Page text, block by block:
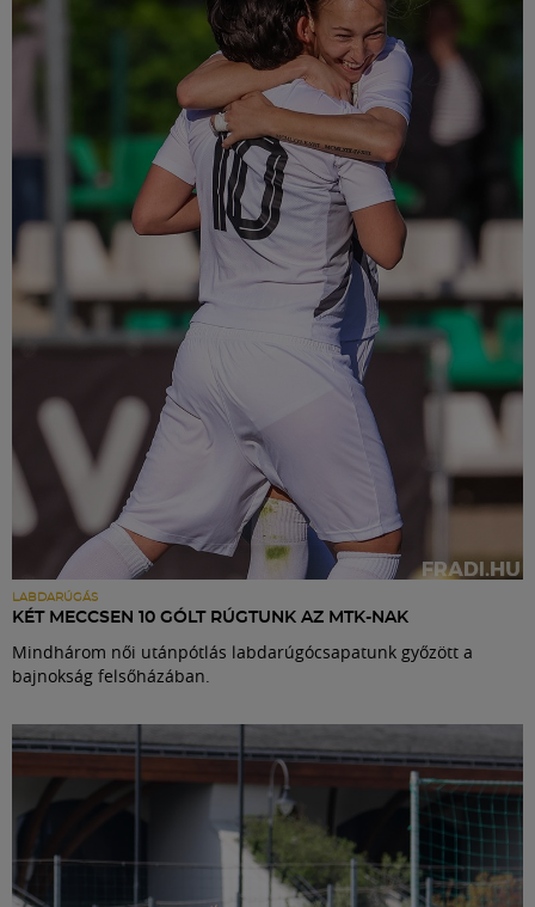
LABDARÚGÁS
KÉT MECCSEN 10 GÓLT RÚGTUNK AZ MTK-NAK
Mindhárom női utánpótlás labdarúgócsapatunk győzött a
bajnokság felsőházában.